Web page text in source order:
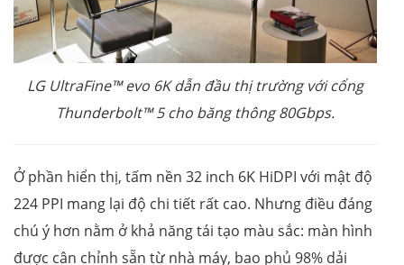
LG UltraFine™ evo 6K dẫn đầu thị trường với cổng
Thunderbolt™ 5 cho băng thông 80Gbps.
Ở phần hiển thị, tấm nền 32 inch 6K HiDPI với mật độ
224 PPI mang lại độ chi tiết rất cao. Nhưng điều đáng
chú ý hơn nằm ở khả năng tái tạo màu sắc: màn hình
được cân chỉnh sẵn từ nhà máy, bao phủ 98% dải